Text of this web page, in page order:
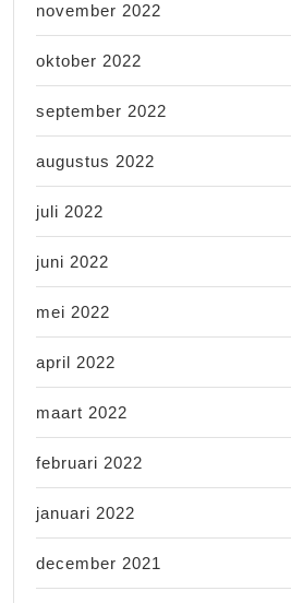
november 2022
oktober 2022
september 2022
augustus 2022
juli 2022
juni 2022
mei 2022
april 2022
maart 2022
februari 2022
januari 2022
december 2021